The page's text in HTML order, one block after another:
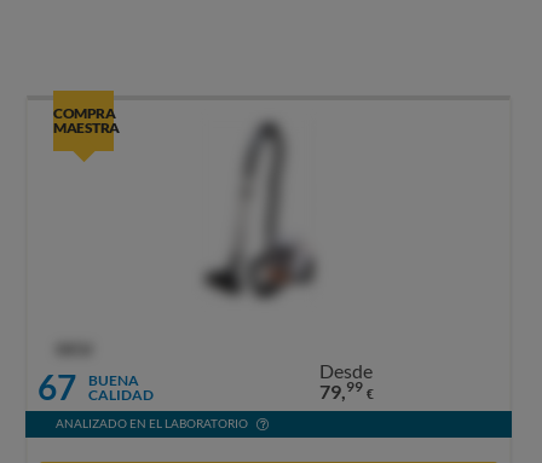
COMPRA
MAESTRA
67
BUENA
CALIDAD
Desde
79,99 €
ANALIZADO EN EL LABORATORIO